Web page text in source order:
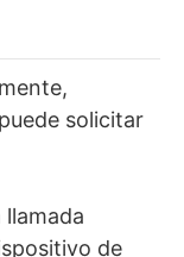
solicitar
de